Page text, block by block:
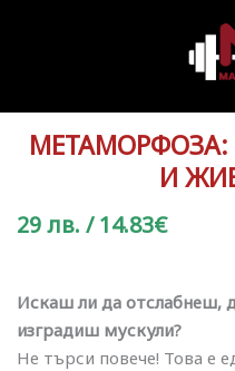
И
29 лв. / 14.83€
Искаш ли да отслабнеш,
изградиш мускули?
Не търси повече! Това е